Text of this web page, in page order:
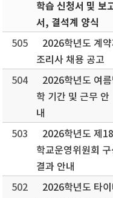
학습 신청서 및 보
서, 결석계 양식
505
2026학년도 계약
조리사 채용 공고
504
2026학년도 여름
학 기간 및 근무 안
내
503
2026학년도 제18
학교운영위원회 구
결과 안내
502
2026학년도 타이